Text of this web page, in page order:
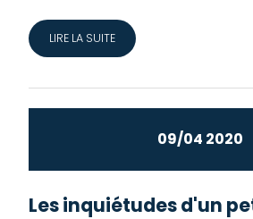
LIRE LA SUITE
09/04 2020
Les inquiétudes d'un